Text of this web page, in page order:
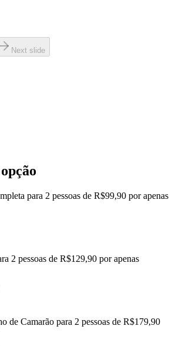
Next slide
para 2 pessoas de R$99,90 por apenas
2 pessoas de R$129,90 por apenas
de Camarão para 2 pessoas de R$179,90